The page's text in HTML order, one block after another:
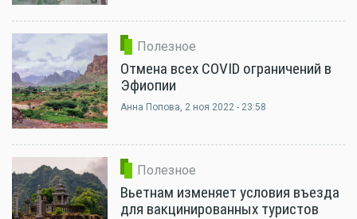
Полезное
Отмена всех COVID ограничений в
Эфиопии
Анна Попова, 2 ноя 2022 - 23:58
Полезное
Вьетнам изменяет условия въезда
для вакцинированных туристов